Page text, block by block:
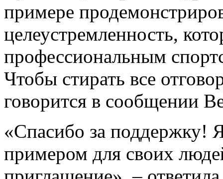
примере
целеустремленность,
профессиональным
Чтобы стирать все
говорится в сообщении
«Спасибо за поддержку! Я
примером для своих